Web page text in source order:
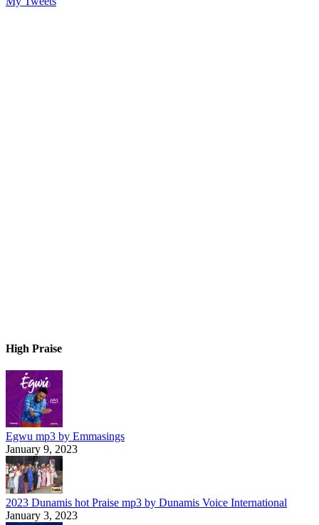
High Praise
Egwu mp3 by Emmasings
January 9, 2023
2023 Dunamis hot Praise mp3 by Dunamis Voice International
January 3, 2023